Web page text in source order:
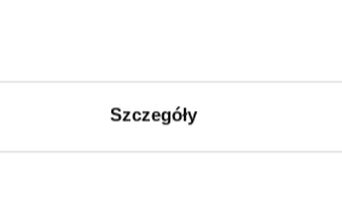
Szczegóły